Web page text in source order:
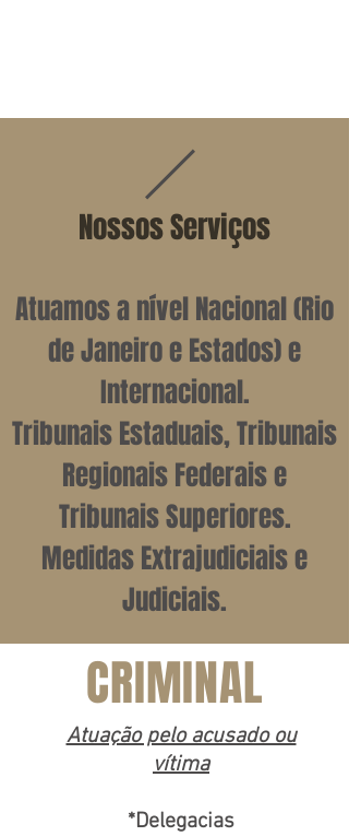
Nossos Serviços
Atuamos a nível Nacional (Rio
de Janeiro e Estados) e
Internacional.
Tribunais Estaduais, Tribunais
Regionais Federais e
Tribunais Superiores.
Medidas Extrajudiciais e
Judiciais.
CRIMINAL
Atuação pelo acusado ou
vítima
*Delegacias